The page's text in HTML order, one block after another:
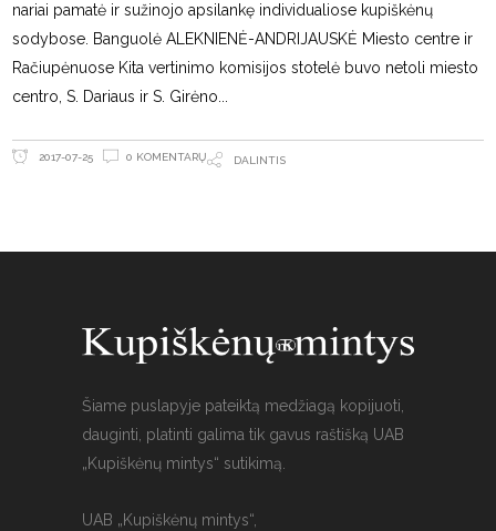
nariai pamatė ir sužinojo apsilankę individualiose kupiškėnų
sodybose. Banguolė ALEKNIENĖ-ANDRIJAUSKĖ Miesto centre ir
Račiupėnuose Kita vertinimo komisijos stotelė buvo netoli miesto
centro, S. Dariaus ir S. Girėno
2017-07-25 0 KOMENTARŲ DALINTIS
Šiame puslapyje pateiktą medžiagą kopijuoti,
dauginti, platinti galima tik gavus raštišką UAB
„Kupiškėnų mintys“ sutikimą.
UAB „Kupiškėnų mintys“,